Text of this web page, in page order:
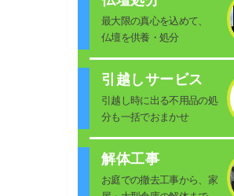
最大限の真心を込めて、
仏壇を供養・処分
引越しサービス
引越し時に出る不用品の処
分も一括でおまかせ
解体工事
お庭での撤去工事から、家